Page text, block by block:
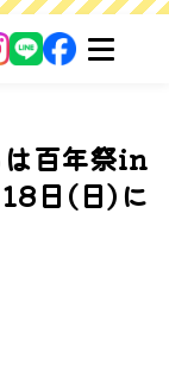
は百年祭in
日(日)に